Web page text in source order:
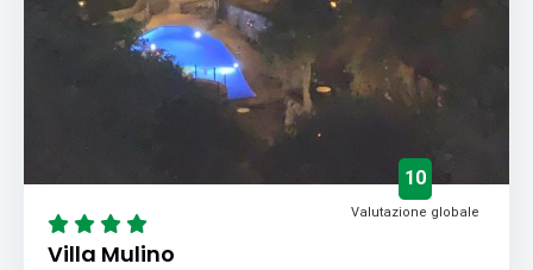
Villa Mulino
10
Valutazione globale